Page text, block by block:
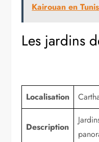
Kairouan en
Les jardins
Localisation
Description